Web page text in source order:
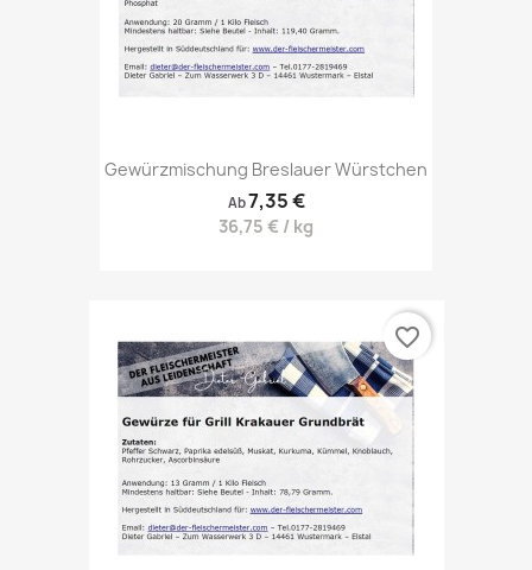
Gewürzmischung Breslauer Würstchen
Ab7,35 €
36,75 € / kg
favorite_border